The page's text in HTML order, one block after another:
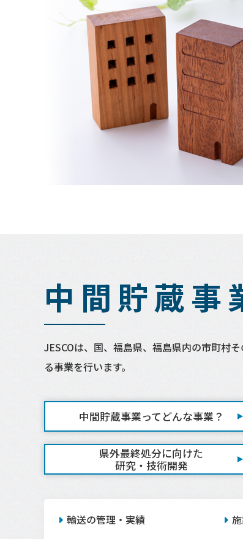
中間貯蔵事
JESCOは、国、福島県、福島県内の市町村
る事業を行います。
中間貯蔵事業ってどんな事業？
県外最終処分に向けた
研究・技術開発
輸送の管理・実績